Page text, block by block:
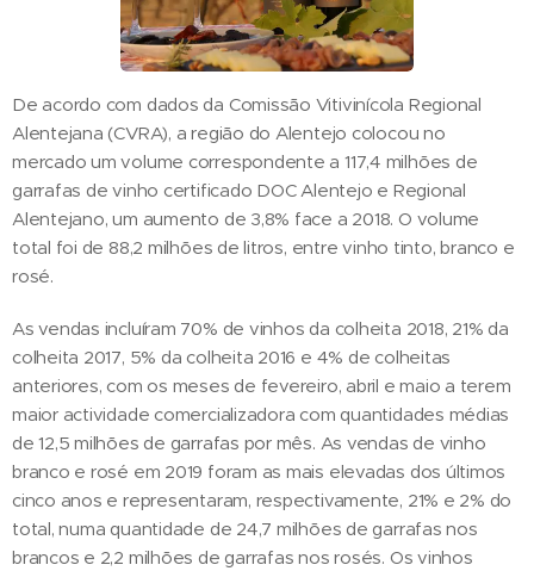
De acordo com dados da Comissão Vitivinícola Regional
Alentejana (CVRA), a região do Alentejo colocou no
mercado um volume correspondente a 117,4 milhões de
garrafas de vinho certificado DOC Alentejo e Regional
Alentejano, um aumento de 3,8% face a 2018. O volume
total foi de 88,2 milhões de litros, entre vinho tinto, branco e
rosé.
As vendas incluíram 70% de vinhos da colheita 2018, 21% da
colheita 2017, 5% da colheita 2016 e 4% de colheitas
anteriores, com os meses de fevereiro, abril e maio a terem
maior actividade comercializadora com quantidades médias
de 12,5 milhões de garrafas por mês. As vendas de vinho
branco e rosé em 2019 foram as mais elevadas dos últimos
cinco anos e representaram, respectivamente, 21% e 2% do
total, numa quantidade de 24,7 milhões de garrafas nos
brancos e 2,2 milhões de garrafas nos rosés. Os vinhos